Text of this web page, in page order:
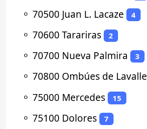
⚬ 70500 Juan L. Lacaze 4
⚬ 70600 Tarariras 2
⚬ 70700 Nueva Palmira 3
⚬ 70800 Ombúes de Lavalle
⚬ 75000 Mercedes 15
⚬ 75100 Dolores 7